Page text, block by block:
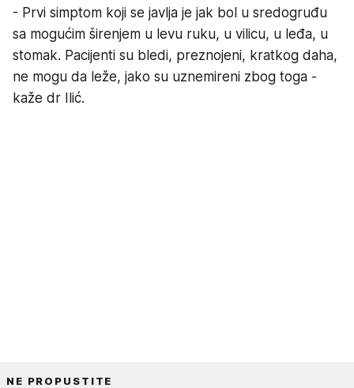
- Prvi simptom koji se javlja je jak bol u sredogruđu
sa mogućim širenjem u levu ruku, u vilicu, u leđa, u
stomak. Pacijenti su bledi, preznojeni, kratkog daha,
ne mogu da leže, jako su uznemireni zbog toga -
kaže dr Ilić.
NE PROPUSTITE